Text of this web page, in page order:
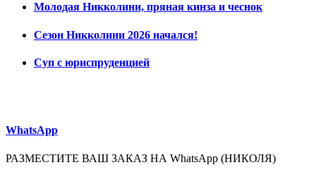
Молодая Никколини, пряная кинза и чеснок
Сезон Никколини 2026 начался!
Суп с юриспруденцией
WhatsApp
РАЗМЕСТИТЕ ВАШ ЗАКАЗ НА WhatsApp (НИКОЛЯ)